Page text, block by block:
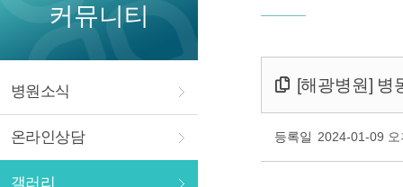
커뮤니티
병원소식
온라인상담
갤러리
[해광병원] 병
등록일 2024-01-09